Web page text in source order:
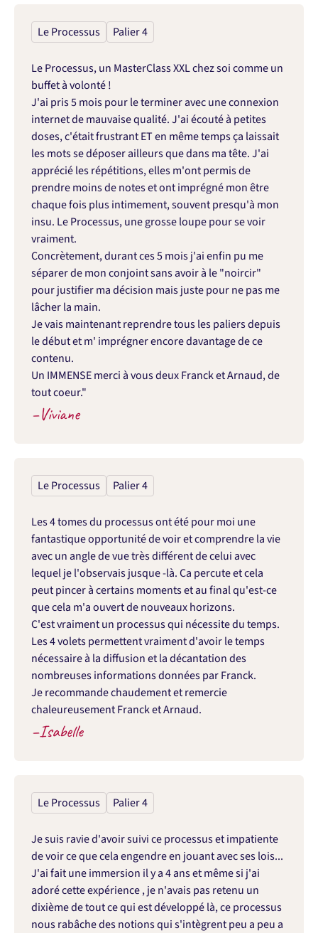
Le Processus Palier 4
Le Processus, un MasterClass XXL chez soi comme un
buffet à volonté !
J'ai pris 5 mois pour le terminer avec une connexion
internet de mauvaise qualité. J'ai écouté à petites
doses, c'était frustrant ET en même temps ça laissait
les mots se déposer ailleurs que dans ma tête. J'ai
apprécié les répétitions, elles m'ont permis de
prendre moins de notes et ont imprégné mon être
chaque fois plus intimement, souvent presqu'à mon
insu. Le Processus, une grosse loupe pour se voir
vraiment.
Concrètement, durant ces 5 mois j'ai enfin pu me
séparer de mon conjoint sans avoir à le "noircir"
pour justifier ma décision mais juste pour ne pas me
lâcher la main.
Je vais maintenant reprendre tous les paliers depuis
le début et m' imprégner encore davantage de ce
contenu.
Un IMMENSE merci à vous deux Franck et Arnaud, de
tout coeur."
–Viviane
Le Processus Palier 4
Les 4 tomes du processus ont été pour moi une
fantastique opportunité de voir et comprendre la vie
avec un angle de vue très différent de celui avec
lequel je l'observais jusque -là. Ca percute et cela
peut pincer à certains moments et au final qu'est-ce
que cela m'a ouvert de nouveaux horizons.
C'est vraiment un processus qui nécessite du temps.
Les 4 volets permettent vraiment d'avoir le temps
nécessaire à la diffusion et la décantation des
nombreuses informations données par Franck.
Je recommande chaudement et remercie
chaleureusement Franck et Arnaud.
–Isabelle
Le Processus Palier 4
Je suis ravie d'avoir suivi ce processus et impatiente
de voir ce que cela engendre en jouant avec ses lois...
J'ai fait une immersion il y a 4 ans et même si j'ai
adoré cette expérience , je n'avais pas retenu un
dixième de tout ce qui est développé là, ce processus
nous rabâche des notions qui s'intègrent peu a peu a